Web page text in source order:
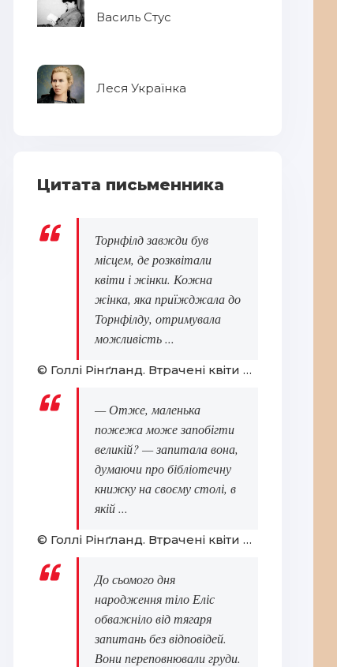
Радіопередача "Загадки мови"
Василь Стус
Леся Українка
Цитата письменника
Торнфілд завжди був
місцем, де розквітали
квіти і жінки. Кожна
жінка, яка приїжджала до
Торнфілду, отримувала
можливість ...
© Голлі Рінґланд. Втрачені квіти Еліс Гарт
— Отже, маленька
пожежа може запобігти
великій? — запитала вона,
думаючи про бібліотечну
книжку на своєму столі, в
якій ...
© Голлі Рінґланд. Втрачені квіти Еліс Гарт
До сьомого дня
народження тіло Еліс
обважніло від тягаря
запитань без відповідей.
Вони переповнювали груди.